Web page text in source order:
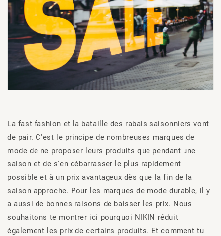
La fast fashion et la bataille des rabais saisonniers vont
de pair. C'est le principe de nombreuses marques de
mode de ne proposer leurs produits que pendant une
saison et de s'en débarrasser le plus rapidement
possible et à un prix avantageux dès que la fin de la
saison approche. Pour les marques de mode durable, il y
a aussi de bonnes raisons de baisser les prix. Nous
souhaitons te montrer ici pourquoi NIKIN réduit
également les prix de certains produits. Et comment tu